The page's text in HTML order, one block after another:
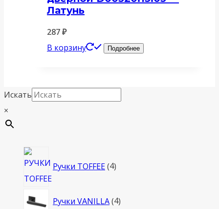
Латунь
287₽
В корзину
Подробнее
Искать
×
Ручки TOFFEE 4товара
Ручки VANILLA 44